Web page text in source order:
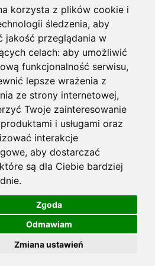
korzysta z plików cookie i
śledzenia, aby
jakość przeglądania w
celach: aby umożliwić
funkcjonalność serwisu,
lepsze wrażenia z
ze strony internetowej,
Twoje zainteresowanie
i usługami oraz
interakcje
, aby dostarczać
są dla Ciebie bardziej
.
Zgoda
Odmawiam
Zmiana ustawień
o naszych nowościach,
Zapraszamy do
do naszego newslettera.
ZAPISZ
i przetwarzaniu danych
osobowych
All rights reserved -